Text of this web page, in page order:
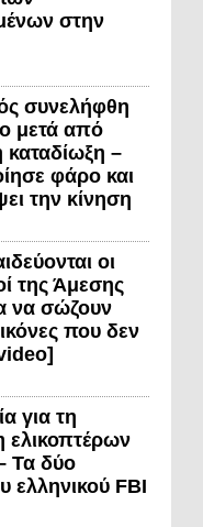
στην
συνελήφθη
μετά από
καταδίωξη –
φάρο και
την κίνηση
οι
της Άμεσης
να σώζουν
που δεν
για τη
ελικοπτέρων
Τα δύο
ελληνικού FBI